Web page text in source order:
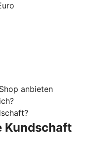
anbieten
Kundschaft